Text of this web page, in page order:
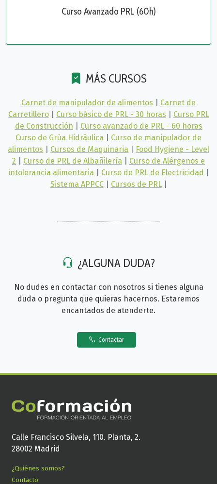
Curso Avanzado PRL (60h)
MÁS CURSOS
Carnet de manipulador de alimentos
Carnet de
Carretillero
Curso básico de PRL - 30 horas
Curso PRL
de Construcción
Curso avanzado de PRL - 60 horas
Curso de Grúa Hidráulica
Curso de manipulador de
alimentos
Cursos de Maquinaria
Food Hygiene - Level
2
Curso de PRL de Albañilería
Curso de Alérgenos e
intolerancia alimentaria
Curso de PRL de Electricidad
Sistema APPCC
Cursos de PRL
¿ALGUNA DUDA?
No dudes en contactar con nosotros si tienes alguna
duda o pregunta que quieras hacernos. Estaremos
encantados de atenderte.
Contactar
Calle Francisco Silvela, 110. Planta, 2.
28002 Madrid
¿Quiénes somos?
Contacto